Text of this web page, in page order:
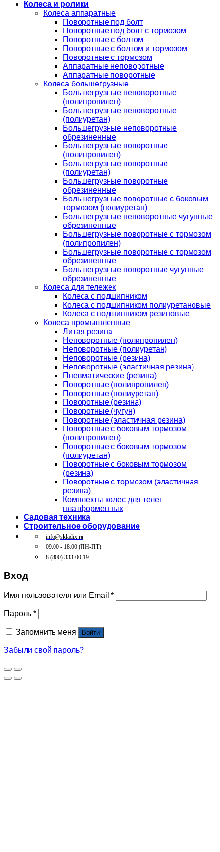
Колеса и ролики
Колеса аппаратные
Поворотные под болт
Поворотные под болт с тормозом
Поворотные с болтом
Поворотные с болтом и тормозом
Поворотные с тормозом
Аппаратные неповоротные
Аппаратные поворотные
Колеса большегрузные
Большегрузные неповоротные
(полипропилен)
Большегрузные неповоротные
(полиуретан)
Большегрузные неповоротные
обрезиненные
Большегрузные поворотные
(полипропилен)
Большегрузные поворотные
(полиуретан)
Большегрузные поворотные
обрезиненные
Большегрузные поворотные с боковым
тормозом (полиуретан)
Большегрузные неповоротные чугунные
обрезиненные
Большегрузные поворотные с тормозом
(полипропилен)
Большегрузные поворотные с тормозом
обрезиненные
Большегрузные поворотные чугунные
обрезиненные
Колеса для тележек
Колеса с подшипником
Колеса с подшипником полиуретановые
Колеса с подшипником резиновые
Колеса промышленные
Литая резина
Неповоротные (полипропилен)
Неповоротные (полиуретан)
Неповоротные (резина)
Неповоротные (эластичная резина)
Пневматические (резина)
Поворотные (полипропилен)
Поворотные (полиуретан)
Поворотные (резина)
Поворотные (чугун)
Поворотные (эластичная резина)
Поворотные c боковым тормозом
(полипропилен)
Поворотные c боковым тормозом
(полиуретан)
Поворотные c боковым тормозом
(резина)
Поворотные c тормозом (эластичная
резина)
Комплекты колес для телег
платформенных
Садовая техника
Строительное оборудование
info@skladix.ru
09:00 - 18:00 (ПН-ПТ)
8 (800) 333-00-19
Вход
Имя пользователя или Email *
Пароль *
Запомнить меня Войти
Забыли свой пароль?